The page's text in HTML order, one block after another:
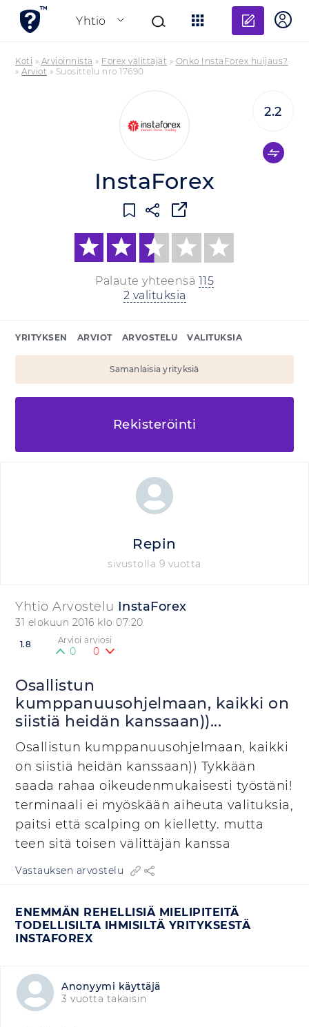
Yhtiö
Lisää
Koti » Arvioinnista » Forex välittäjät » Onko InstaForex huijaus?
» Arviot » Suosittelu nro 17690
InstaForex
Palaute yhteensä 115
2 valituksia
2.2
YRITYKSEN ARVIOT ARVOSTELU VALITUKSIA
Samanlaisia yrityksiä
Rekisteröinti
Yhtiö Arvostelu InstaForex
31 elokuun 2016 klo 07:20
1.8 Arvioi arviosi
0 0
Osallistun
kumppanuusohjelmaan, kaikki on
siistiä heidän kanssaan))...
Osallistun kumppanuusohjelmaan, kaikki
on siistiä heidän kanssaan)) Tykkään
saada rahaa oikeudenmukaisesti työstäni!
terminaali ei myöskään aiheuta valituksia,
paitsi että scalping on kielletty. mutta
teen sitä toisen välittäjän kanssa
Vastauksen arvostelu
ENEMMÄN REHELLISIÄ MIELIPITEITÄ
TODELLISILTA IHMISILTÄ YRITYKSESTÄ
INSTAFOREX
Anonyymi käyttäjä
3 vuotta takaisin
Repin
sivustolla 9 vuotta